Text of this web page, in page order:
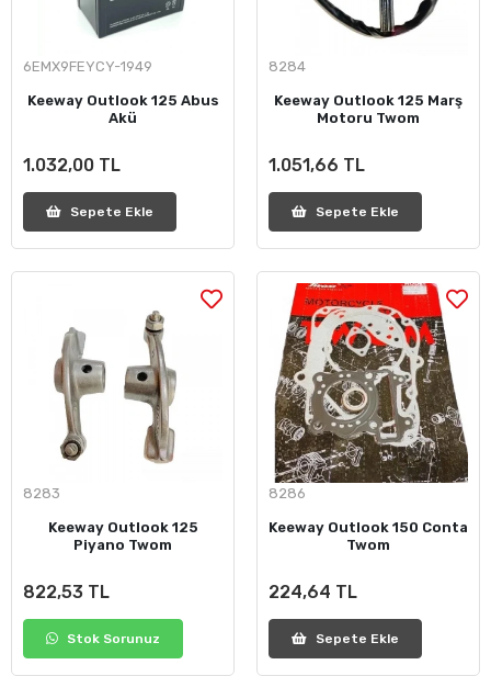
6EMX9FEYCY-1949
Keeway Outlook 125 Abus
Akü
1.032,00 TL
Sepete Ekle
8284
Keeway Outlook 125 Marş
Motoru Twom
1.051,66 TL
Sepete Ekle
8283
Keeway Outlook 125
Piyano Twom
822,53 TL
Stok Sorunuz
8286
Keeway Outlook 150 Conta
Twom
224,64 TL
Sepete Ekle